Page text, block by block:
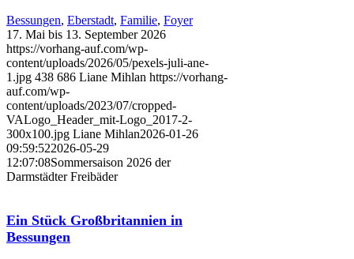
Bessungen, Eberstadt, Familie, Foyer
17. Mai bis 13. September 2026
https://vorhang-auf.com/wp-
content/uploads/2026/05/pexels-juli-ane-
1.jpg 438 686 Liane Mihlan https://vorhang-
auf.com/wp-
content/uploads/2023/07/cropped-
VALogo_Header_mit-Logo_2017-2-
300x100.jpg Liane Mihlan2026-01-26
09:59:522026-05-29
12:07:08Sommersaison 2026 der
Darmstädter Freibäder
Ein Stück Großbritannien in
Bessungen